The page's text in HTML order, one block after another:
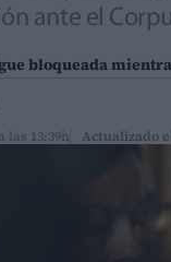
ante el
bloqueada
las 13:39h Actualizado